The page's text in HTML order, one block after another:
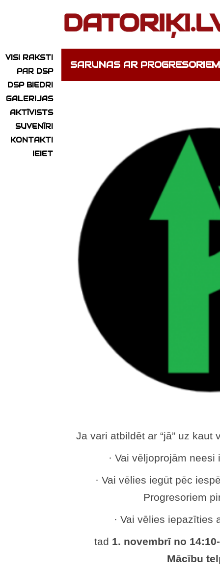
VISI RAKSTI
PAR DSP
DSP BIEDRI
GALERIJAS
AKTĪVISTS
SUVENĪRI
KONTAKTI
IEIET
SARUNAS AR PROGRESORIEM
Ja vari atbildēt ar “jā” uz kaut
· Vai vēljoprojām
· Vai vēlies iegūt pēc
Progresoriem
· Vai vēlies iepazīties
tad 1. novembrī no
Mācību